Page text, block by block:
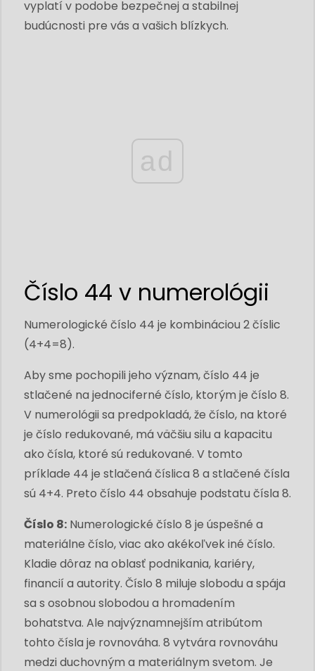
vyplatí v podobe bezpečnej a stabilnej
budúcnosti pre vás a vašich blízkych.
ad
Číslo 44 v numerológii
Numerologické číslo 44 je kombináciou 2 číslic
(4+4=8).
Aby sme pochopili jeho význam, číslo 44 je
stlačené na jednociferné číslo, ktorým je číslo 8.
V numerológii sa predpokladá, že číslo, na ktoré
je číslo redukované, má väčšiu silu a kapacitu
ako čísla, ktoré sú redukované. V tomto
príklade 44 je stlačená číslica 8 a stlačené čísla
sú 4+4. Preto číslo 44 obsahuje podstatu čísla 8.
Číslo 8: Numerologické číslo 8 je úspešné a
materiálne číslo, viac ako akékoľvek iné číslo.
Kladie dôraz na oblasť podnikania, kariéry,
financií a autority. Číslo 8 miluje slobodu a spája
sa s osobnou slobodou a hromadením
bohatstva. Ale najvýznamnejším atribútom
tohto čísla je rovnováha. 8 vytvára rovnováhu
medzi duchovným a materiálnym svetom. Je